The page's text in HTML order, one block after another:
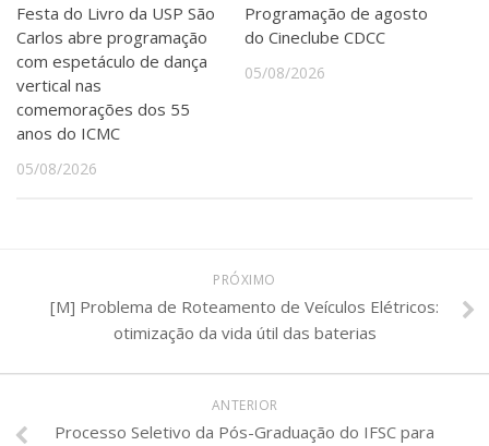
Festa do Livro da USP São
Carlos abre programação
com espetáculo de dança
vertical nas
comemorações dos 55
anos do ICMC
05/08/2026
Programação de agosto
do Cineclube CDCC
05/08/2026
PRÓXIMO
[M] Problema de Roteamento de Veículos Elétricos:
otimização da vida útil das baterias
ANTERIOR
Processo Seletivo da Pós-Graduação do IFSC para